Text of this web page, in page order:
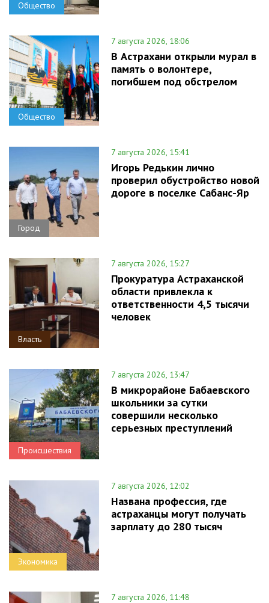
Общество
Общество
7 августа 2026, 18:06
В Астрахани открыли мурал в
память о волонтере,
погибшем под обстрелом
Город
7 августа 2026, 15:41
Игорь Редькин лично
проверил обустройство новой
дороге в поселке Сабанс-Яр
Власть
7 августа 2026, 15:27
Прокуратура Астраханской
области привлекла к
ответственности 4,5 тысячи
человек
Происшествия
7 августа 2026, 13:47
В микрорайоне Бабаевского
школьники за сутки
совершили несколько
серьезных преступлений
Экономика
7 августа 2026, 12:02
Названа профессия, где
астраханцы могут получать
зарплату до 280 тысяч
7 августа 2026, 11:48